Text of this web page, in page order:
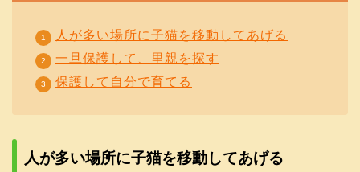
人が多い場所に子猫を移動してあげる
一旦保護して、里親を探す
保護して自分で育てる
人が多い場所に子猫を移動してあげる